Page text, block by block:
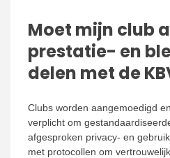
Moet mijn club
prestatie- en
delen met de
Clubs worden aangemoedigd
verplicht om
afgesproken privacy- en
met protocollen om